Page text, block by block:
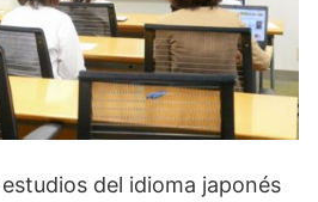
del idioma japonés